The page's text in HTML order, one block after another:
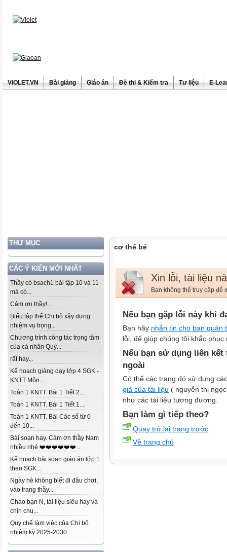
ViOLET.VN Bài giảng Giáo án Đề thi & Kiểm tra Tư liệu E-
THƯ MỤC
CÁC Ý KIẾN MỚI NHẤT
Thầy có bsach1 bài tập 10 và 11
mà có...
Cảm ơn thầy!...
Biểu tập thể Chi bộ xây dựng
nhiệm vụ trọng...
Chương trình công tác trọng tâm
của cá nhân Quý...
rất hay...
Kế hoạch giảng dạy lớp 4 SGK -
KNTT Môn...
Toán 1 KNTT. Bài 1 Tiết 2....
Toán 1 KNTT. Bài 1 Tiết 1....
Toán 1 KNTT. Bài Các số từ 0
đến 10...
Bài soạn hay. Cảm ơn thầy Nam
nhiều nhé ❤️❤️❤️❤️❤️❤️...
Kế hoạch bài soạn giáo án lớp 1
theo SGK...
Ngày hè không biết đi đâu chơi,
vào trang thầy...
Chào bạn N, tài liệu siêu hay và
chỉn chu...
Quy chế làm việc của Chi bộ
nhiệm kỳ 2025-2030...
cơ thể bé
Xin lỗi, tài liệu
Bạn không thể truy cập để
Nếu bạn gặp lỗi này khi
Bạn hãy nhắn tin cho ban quản
lỗi, để giúp chúng tôi khắc phục
Nếu bạn sử dụng liên
ngoài
Có thể các trang đó sử dụng
giả của tài liệu ( nguyễn thị
như các tài liệu tương đương.
Bạn làm gì tiếp theo?
Quay trở lại trang trước
Về trang chủ